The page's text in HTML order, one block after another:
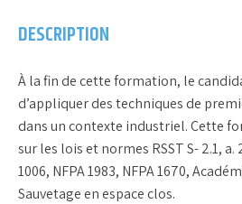
DESCRIPTION
À la fin de cette formation, le
d’appliquer des techniques de
dans un contexte industriel. Cette
sur les lois et normes RSST S- 2.1, a.
1006, NFPA 1983, NFPA 1670,
Sauvetage en espace clos.